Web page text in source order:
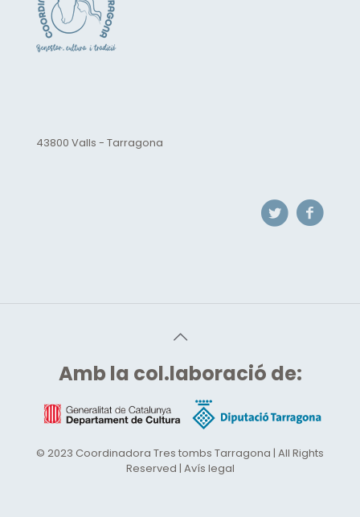
43800 Valls - Tarragona
Amb la col.laboració de:
© 2023 Coordinadora Tres tombs Tarragona | All Rights
Reserved | Avís legal